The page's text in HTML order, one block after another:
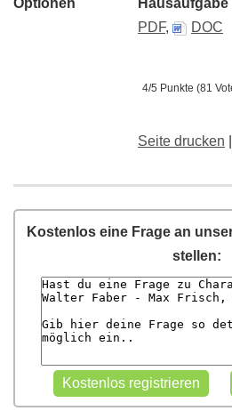
Optionen
PDF, DOC
4/5 Punkte (81
Seite drucken
Kostenlos eine Frage an
stellen: